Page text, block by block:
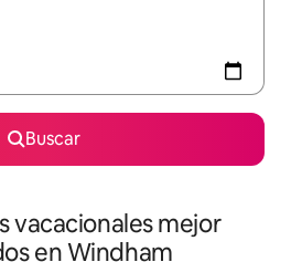
Buscar
vacacionales mejor
en Windham